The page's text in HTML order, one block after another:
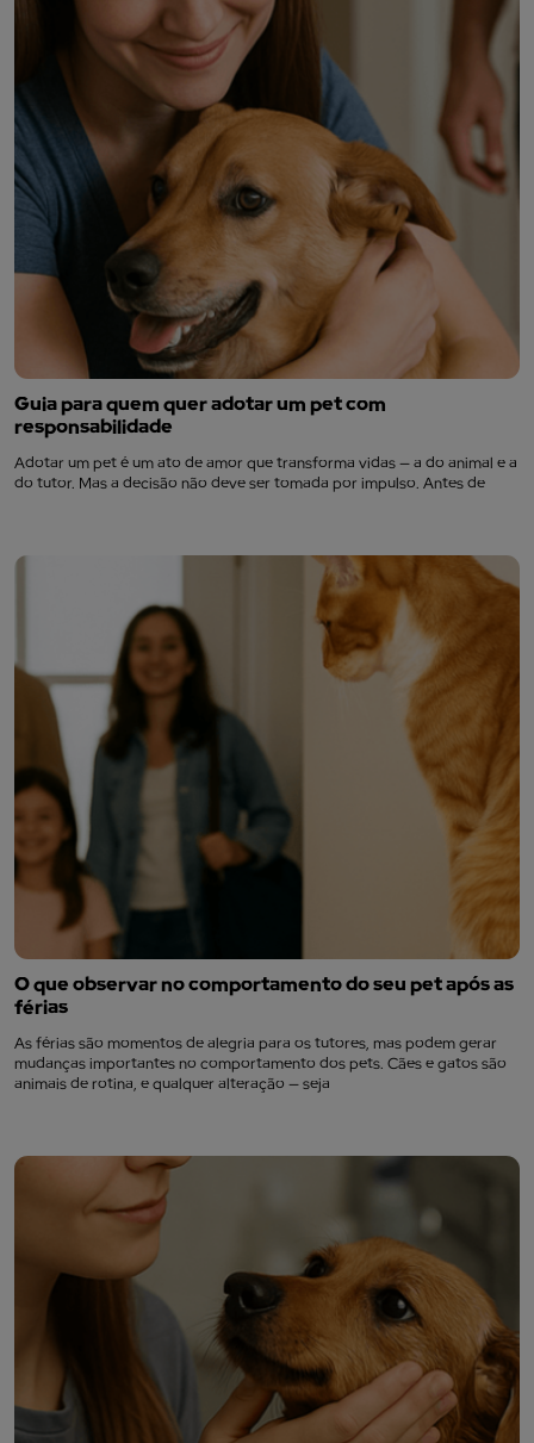
Guia para quem quer adotar um pet com
responsabilidade
Adotar um pet é um ato de amor que transforma vidas — a do animal e a
do tutor. Mas a decisão não deve ser tomada por impulso. Antes de
O que observar no comportamento do seu pet após as
férias
As férias são momentos de alegria para os tutores, mas podem gerar
mudanças importantes no comportamento dos pets. Cães e gatos são
animais de rotina, e qualquer alteração — seja